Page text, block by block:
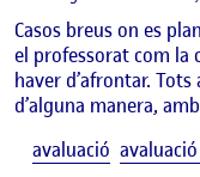
Casos breus on es
el professorat com la
haver d’afrontar.
d’alguna manera,
avaluació